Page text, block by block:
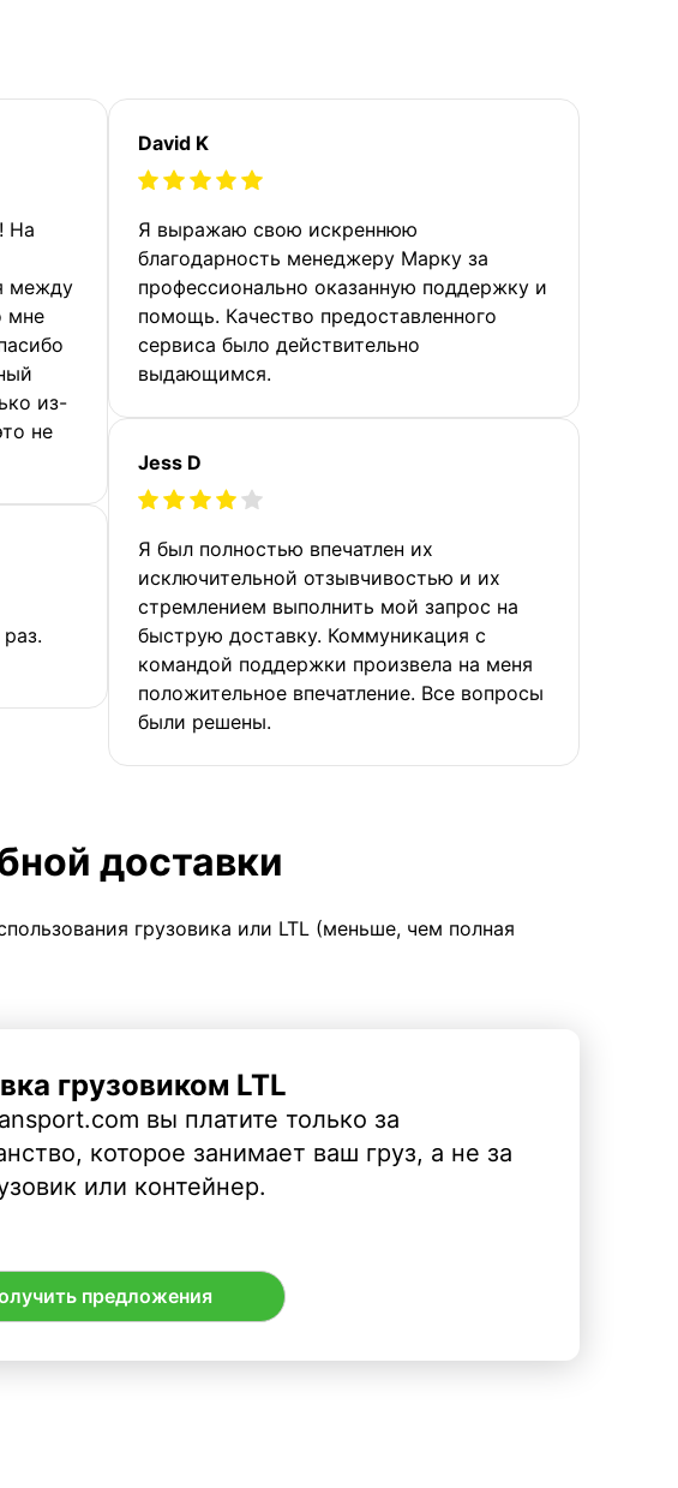
На
между
мне
из-
не
David K
Я выражаю свою искреннюю
благодарность менеджеру Марку за
профессионально оказанную поддержку и
помощь. Качество предоставленного
сервиса было действительно
выдающимся.
Jess D
Я был полностью впечатлен их
исключительной отзывчивостью и их
стремлением выполнить мой запрос на
быструю доставку. Коммуникация с
командой поддержки произвела на меня
положительное впечатление. Все вопросы
были решены.
доставки
грузовика или LTL (меньше, чем полная
грузовиком LTL
вы платите только за
которое занимает ваш груз, а не за
или контейнер.
предложения